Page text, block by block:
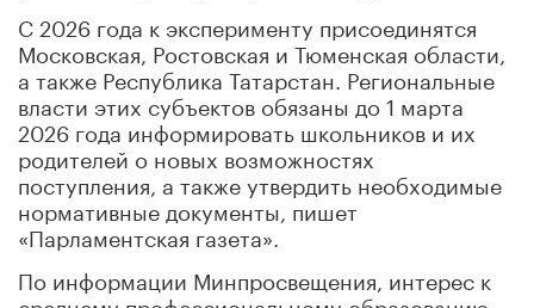
С 2026 года к эксперименту присоединятся
Московская, Ростовская и Тюменская области,
а также Республика Татарстан. Региональные
власти этих субъектов обязаны до 1 марта
2026 года информировать школьников и их
родителей о новых возможностях
поступления, а также утвердить необходимые
нормативные документы, пишет
«Парламентская газета».
По информации Минпросвещения, интерес к